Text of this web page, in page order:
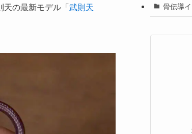
天の最新モデル「武則天
骨伝導